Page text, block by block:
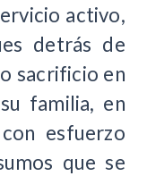
activo,
detrás de
sacrificio en
familia, en
esfuerzo
que se